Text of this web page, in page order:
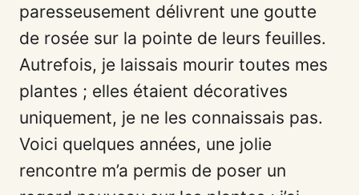
paresseusement délivrent une goutte
de rosée sur la pointe de leurs feuilles.
Autrefois, je laissais mourir toutes mes
plantes ; elles étaient décoratives
uniquement, je ne les connaissais pas.
Voici quelques années, une jolie
rencontre m’a permis de poser un